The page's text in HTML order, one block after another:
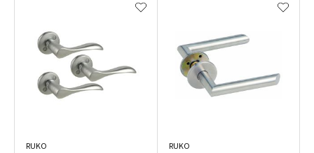
RUKO RUKO